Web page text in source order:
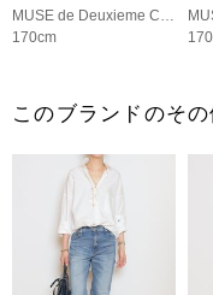
MUSE de Deuxieme Classe
170cm
このブランドのそ